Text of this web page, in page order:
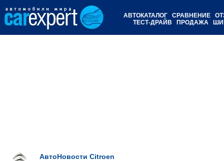
АВТОКАТАЛОГ СРАВНЕНИЕ
ТЕСТ-ДРАЙВ
ПРОДАЖА
АвтоНовости Citroen